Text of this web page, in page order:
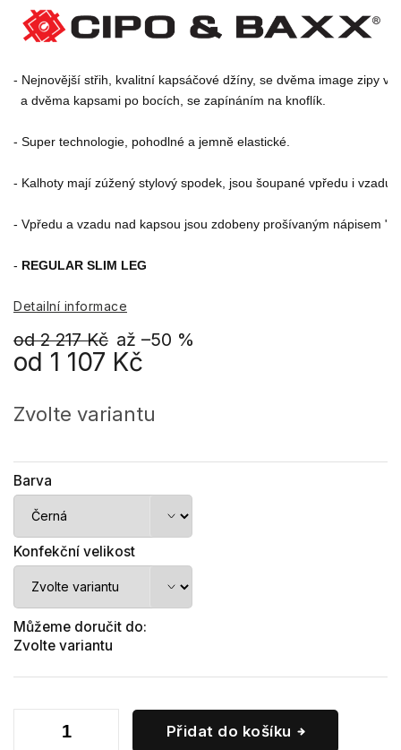
od 2 217 Kč až –50 %
od 1 107 Kč
cena:
Zvolte variantu
Barva
Konfekční velikost
Můžeme doručit do:
Zvolte variantu
Přidat do košíku
- Nejnovější střih, kvalitní kapsáčové džíny, se dvěma image zipy
  a dvěma kapsami po bocích, se zapínáním na knoflík.
- Super technologie, pohodlné a jemně elastické.
- Kalhoty mají zúžený stylový spodek, jsou šoupané vpředu i vzadu.
- Vpředu a vzadu nad kapsou jsou zdobeny prošívaným nápisem
- REGULAR SLIM LEG
Detailní informace